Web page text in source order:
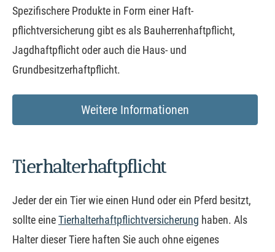
Spezifischere Produkte in Form einer Haft­
pflichtversicherung gibt es als Bau­herren­haft­pflicht,
Jagdhaftpflicht oder auch die Haus- und
Grundbesitzerhaftpflicht.
Weitere Informationen
Tierhalterhaftpflicht
Jeder der ein Tier wie einen Hund oder ein Pferd besitzt,
sollte eineTierhalterhaftpflichtversicherung haben. Als
Halter dieser Tiere haften Sie auch ohne eigenes